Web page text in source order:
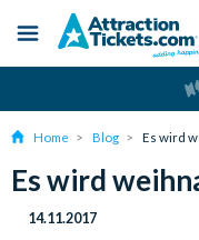
content
Menu
Home Blog Es wird
Es wird
14.11.2017